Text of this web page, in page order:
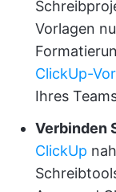
Vorlagen
ClickUp-
Ihres
Verbinden
ClickUp